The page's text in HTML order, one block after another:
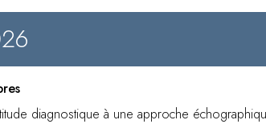
diagnostique à une approche